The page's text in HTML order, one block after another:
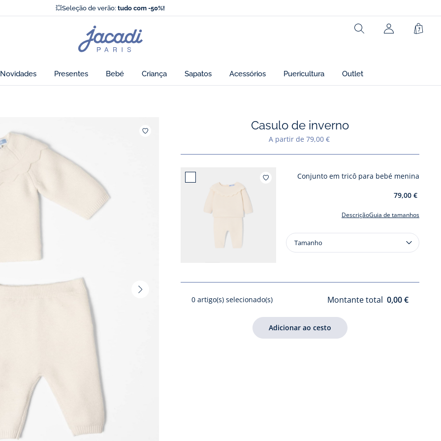
💥Seleção de verão: tudo com -50%!
Os novos Essentiels Jacadi
Nova coleção outono
💥Seleção de verão:tudo com -50%!
Página
inicial
de
Rechercher Cesto
Novidades Presentes Bebé Criança Sapatos Acessórios Puericultura Outlet
Adicionar aos meus favoritos : Casulo de inverno
Vista
Casulo de inverno
A partir de 79,00 €
Adicionar aos meus favoritos :
Conjunto em tricô para bebé menina
79,00 €
Descrição Guia de tamanhos
Tamanho
Conjunto
para
Tamanho
0 artigo(s) selecionado(s) Montante total 0,00 €